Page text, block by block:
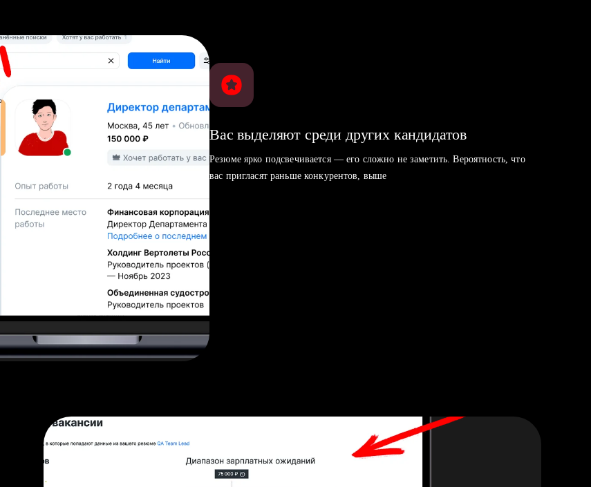
Вас выделяют среди других кандидатов
Резюме ярко подсвечивается — его сложно не заметить. Вероятность, что
вас пригласят раньше конкурентов, выше